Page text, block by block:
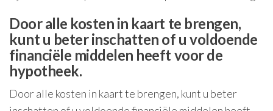
Door alle kosten in kaart te brengen,
kunt u beter inschatten of u voldoende
financiële middelen heeft voor de
hypotheek.
Door alle kosten in kaart te brengen, kunt u beter